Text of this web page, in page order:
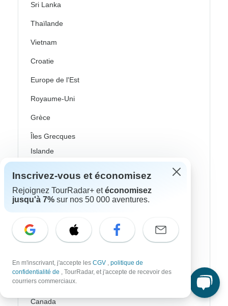
Sri Lanka
Thaïlande
Vietnam
Croatie
Europe de l'Est
Royaume-Uni
Grèce
Îles Grecques
Islande
Irlande
Italie
Portugal
Écosse
Espagne
Turquie
Canada
Inscrivez-vous et économisez
Rejoignez TourRadar+ etéconomisez
jusqu'à 7% sur nos 50 000 aventures.
En m'inscrivant, j'accepte les CGV , politique de
confidentialité de , TourRadar, et j'accepte de recevoir des
courriers commerciaux.